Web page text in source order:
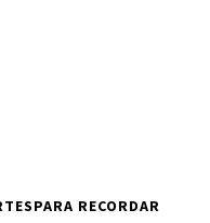
PARA RECORDAR